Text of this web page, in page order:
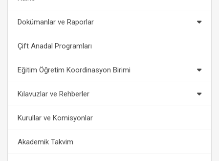
Dokümanlar ve Raporlar
Çift Anadal Programları
Eğitim Öğretim Koordinasyon Birimi
Kılavuzlar ve Rehberler
Kurullar ve Komisyonlar
Akademik Takvim